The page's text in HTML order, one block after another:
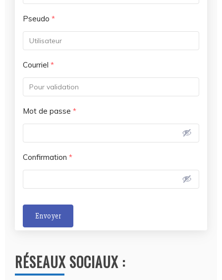
Pseudo *
Courriel *
Mot de passe *
Confirmation *
Envoyer
t
e
RÉSEAUX SOCIAUX :